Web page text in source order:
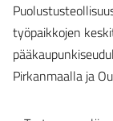
työpaikkojen
Pirkanmaalla ja